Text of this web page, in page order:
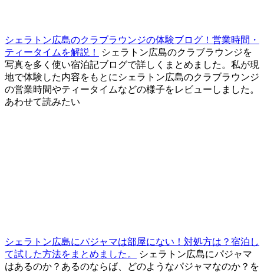
シェラトン広島のクラブラウンジの体験ブログ！営業時間・
ティータイムを解説！
シェラトン広島のクラブラウンジを
写真を多く使い宿泊記ブログで詳しくまとめました。私が現
地で体験した内容をもとにシェラトン広島のクラブラウンジ
の営業時間やティータイムなどの様子をレビューしました。
あわせて読みたい
シェラトン広島にパジャマは部屋にない！対処方は？宿泊し
て試した方法をまとめました。
シェラトン広島にパジャマ
はあるのか？あるのならば、どのようなパジャマなのか？を